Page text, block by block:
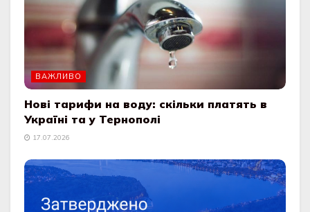
ВАЖЛИВО
Нові тарифи на воду: скільки платять в
Україні та у Тернополі
17.07.2026